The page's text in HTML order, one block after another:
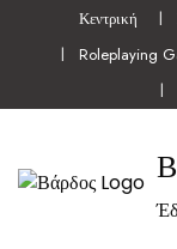
Κεντρική
Roleplaying